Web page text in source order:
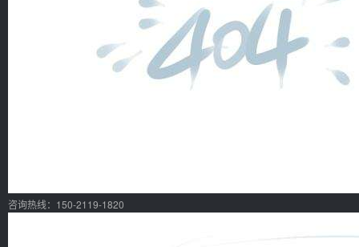
咨询热线：150-2119-1820